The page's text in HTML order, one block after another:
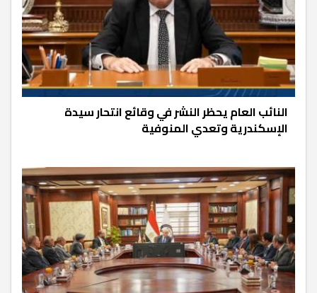
النائب العام يحظر النشر في وقائع انتحار سيدة
الإسكندرية وتعدي المنوفية